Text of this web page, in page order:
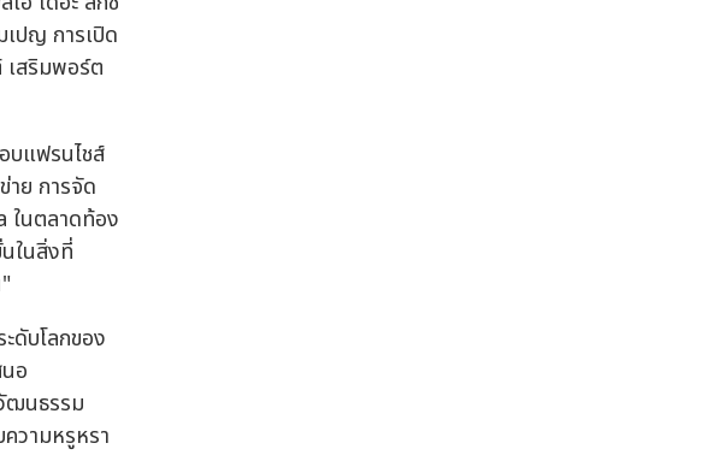
ปญ การเปิด
เสริมพอร์ต
บแฟรนไชส์
ย การจัด
ในตลาดท้อง
ในสิ่งที่
ดับโลกของ
อ
ฒนธรรม
วามหรูหรา